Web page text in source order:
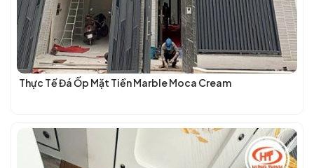
Thực Tế Đá Ốp Mặt Tiền Marble Moca Cream